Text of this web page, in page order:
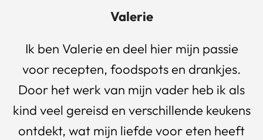
Valerie
Ik ben Valerie en deel hier mijn passie
voor recepten, foodspots en drankjes.
Door het werk van mijn vader heb ik als
kind veel gereisd en verschillende keukens
ontdekt, wat mijn liefde voor eten heeft